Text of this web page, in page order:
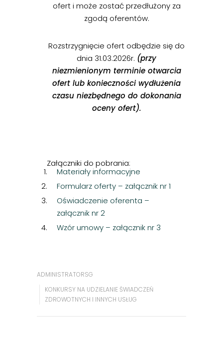
ofert i może zostać przedłużony za
zgodą oferentów.
Rozstrzygnięcie ofert odbędzie się do
dnia 31.03.2026r. (przy
niezmienionym terminie otwarcia
ofert lub konieczności wydłużenia
czasu niezbędnego do dokonania
oceny ofert).
Załączniki do pobrania:
Materiały informacyjne
Formularz oferty – załącznik nr 1
Oświadczenie oferenta –
załącznik nr 2
Wzór umowy – załącznik nr 3
ADMINISTRATORSG
KONKURSY NA UDZIELANIE ŚWIADCZEŃ
ZDROWOTNYCH I INNYCH USŁUG